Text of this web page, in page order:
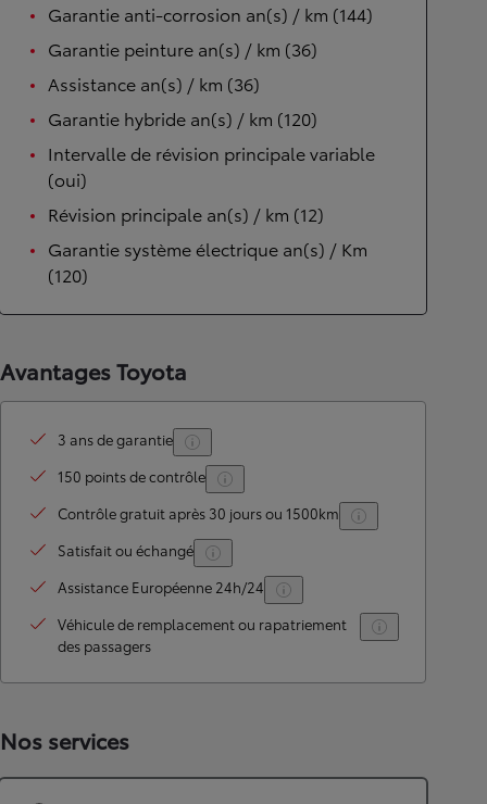
Garantie anti-corrosion an(s) / km (144)
Garantie peinture an(s) / km (36)
Assistance an(s) / km (36)
Garantie hybride an(s) / km (120)
Intervalle de révision principale variable
(oui)
Révision principale an(s) / km (12)
Garantie système électrique an(s) / Km
(120)
Avantages Toyota
3 ans de garantie
150 points de contrôle
Contrôle gratuit après 30 jours ou 1500km
Satisfait ou échangé
Assistance Européenne 24h/24
Véhicule de remplacement ou rapatriement
des passagers
Nos services